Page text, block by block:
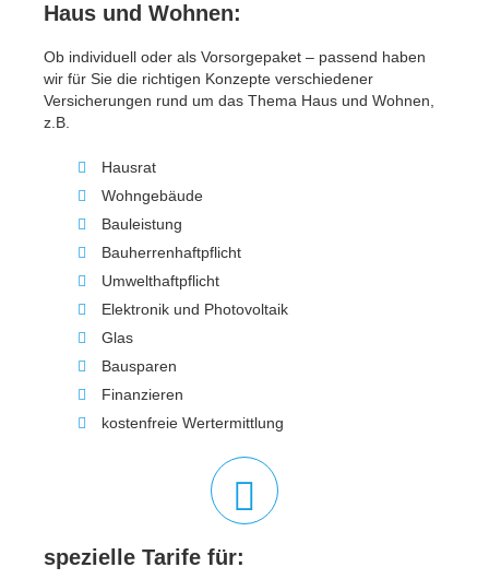
Haus und Wohnen:
Ob individuell oder als Vorsorgepaket – passend haben
wir für Sie die richtigen Konzepte verschiedener
Versicherungen rund um das Thema Haus und Wohnen,
z.B.
Hausrat
Wohngebäude
Bauleistung
Bauherrenhaftpflicht
Umwelthaftpflicht
Elektronik und Photovoltaik
Glas
Bausparen
Finanzieren
kostenfreie Wertermittlung
spezielle Tarife für: